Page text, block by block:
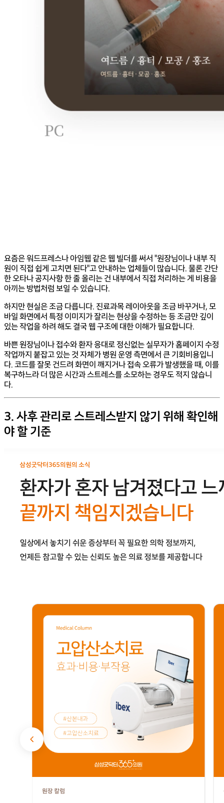
요즘은 워드프레스나 아임웹 같은 웹 빌더를 써서 "원장님이나 내부 직
원이 직접 쉽게 고치면 된다"고 안내하는 업체들이 많습니다. 물론 간단
한 오타나 공지사항 한 줄 올리는 건 내부에서 직접 처리하는 게 비용을
아끼는 방법처럼 보일 수 있습니다.
하지만 현실은 조금 다릅니다. 진료과목 레이아웃을 조금 바꾸거나, 모
바일 화면에서 특정 이미지가 잘리는 현상을 수정하는 등 조금만 깊이
있는 작업을 하려 해도 결국 웹 구조에 대한 이해가 필요합니다.
바쁜 원장님이나 접수와 환자 응대로 정신없는 실무자가 홈페이지 수정
작업까지 붙잡고 있는 것 자체가 병원 운영 측면에서 큰 기회비용입니
다. 코드를 잘못 건드려 화면이 깨지거나 접속 오류가 발생했을 때, 이를
복구하느라 더 많은 시간과 스트레스를 소모하는 경우도 적지 않습니
다.
3. 사후 관리로 스트레스받지 않기 위해 확인해
야 할 기준